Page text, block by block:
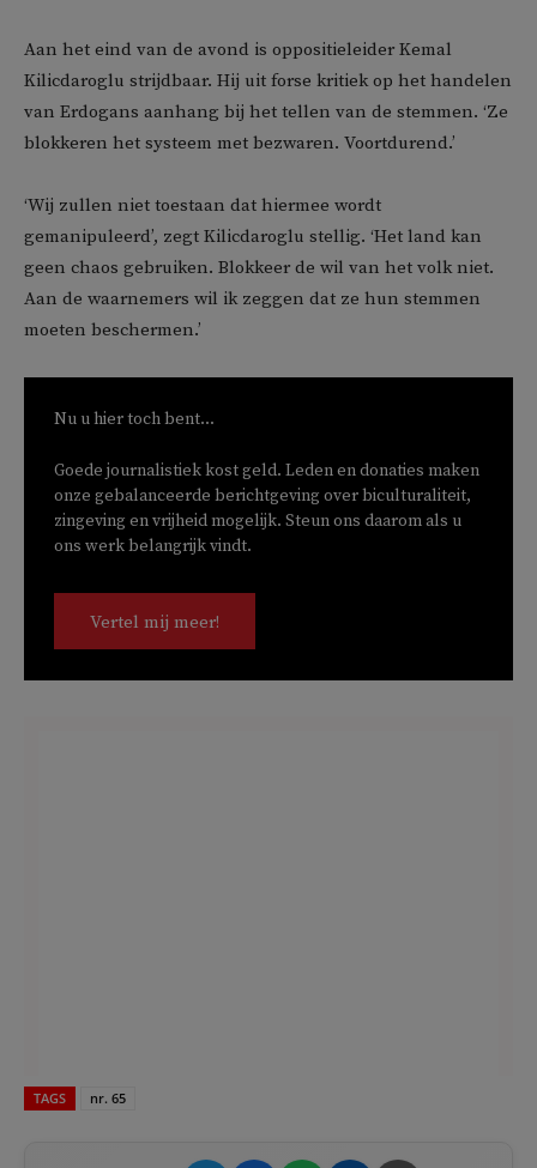
Aan het eind van de avond is oppositieleider Kemal
Kilicdaroglu strijdbaar. Hij uit forse kritiek op het handelen
van Erdogans aanhang bij het tellen van de stemmen. ‘Ze
blokkeren het systeem met bezwaren. Voortdurend.’
‘Wij zullen niet toestaan dat hiermee wordt
gemanipuleerd’, zegt Kilicdaroglu stellig. ‘Het land kan
geen chaos gebruiken. Blokkeer de wil van het volk niet.
Aan de waarnemers wil ik zeggen dat ze hun stemmen
moeten beschermen.’
Nu u hier toch bent...
Goede journalistiek kost geld. Leden en donaties maken
onze gebalanceerde berichtgeving over biculturaliteit,
zingeving en vrijheid mogelijk. Steun ons daarom als u
ons werk belangrijk vindt.
Vertel mij meer!
TAGS nr. 65